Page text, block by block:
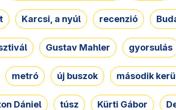
Karcsi, a nyúl recenzió
Gustav Mahler gyorsulás
metró új buszok második
Dániel túsz Kürti Gábor